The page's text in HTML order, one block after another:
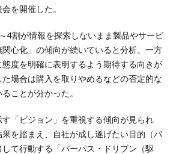
を開催した。
4割が情報を探索しないまま製品やサービ
心化」の傾向が続いていると分析。一方
度を明確に表明するよう期待する向きが
場合は購入を取りやめるなどの否定的な
ことが分かった。
「ビジョン」を重視する傾向が見られ
を踏まえ、自社が成し遂げたい目的（パ
て行動する「パーパス・ドリブン（駆